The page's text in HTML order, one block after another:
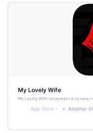
‎My Lovely Wife
‎My Lovely Wife погружает в пучину
App Store Another